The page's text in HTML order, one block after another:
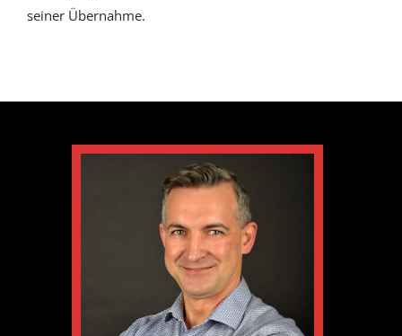
seiner Übernahme.